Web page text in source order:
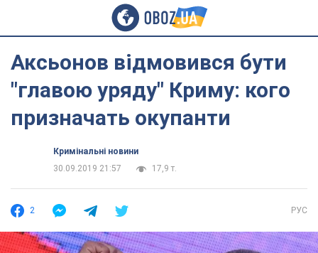
Аксьонов відмовився бути
"главою уряду" Криму: кого
призначать окупанти
Кримінальні новини
30.09.2019 21:57
17,9 т.
2 РУС